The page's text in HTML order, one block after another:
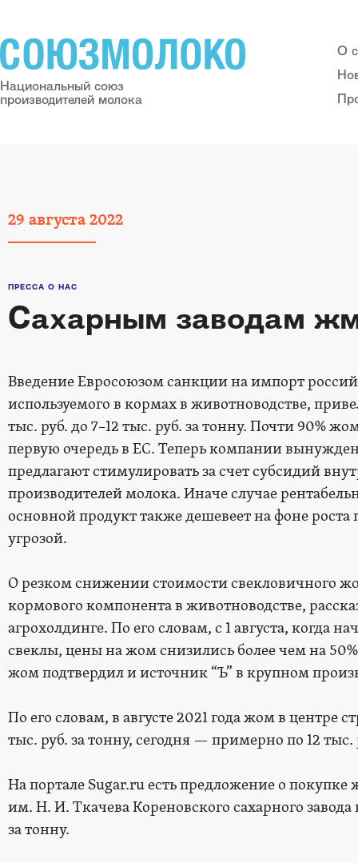
Национальный союз
производителей молока
О
29 августа2022
ПРЕССА О НАС
Сахарным заводам
Введение Евросоюзом санкции на импорт
используемого в кормах в животноводстве,
тыс. руб. до 7–12 тыс. руб. за тонну. Почти 90%
первую очередь в ЕС. Теперь компании
предлагают стимулировать за счет субсидий
производителей молока. Иначе случае
основной продукт также дешевеет на фоне роста
угрозой.
О резком снижении стоимости свекловичного
кормового компонента в животноводстве,
агрохолдинге. По его словам, с 1 августа, когда
свеклы, цены на жом снизились более чем на
жом подтвердил и источник “Ъ” в крупном
По его словам, в августе 2021 года жом в центре
тыс. руб. за тонну, сегодня — примерно по 12 тыс.
На портале Sugar.ru есть предложение о
им. Н. И. Ткачева Кореновского сахарного
за тонну.